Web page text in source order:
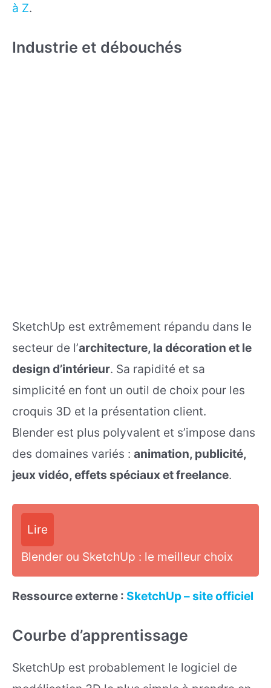
à Z.
Industrie et débouchés
SketchUp est extrêmement répandu dans le
secteur de l’architecture, la décoration et le
design d’intérieur. Sa rapidité et sa
simplicité en font un outil de choix pour les
croquis 3D et la présentation client.
Blender est plus polyvalent et s’impose dans
des domaines variés : animation, publicité,
jeux vidéo, effets spéciaux et freelance.
Lire
Blender ou SketchUp : le meilleur choix
Ressource externe : SketchUp – site officiel
Courbe d’apprentissage
SketchUp est probablement le logiciel de